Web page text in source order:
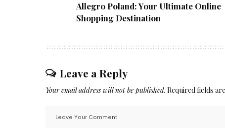
Allegro Poland: Your Ultimate Online
Shopping Destination
Leave a Reply
Your email address will not be published. Required fields